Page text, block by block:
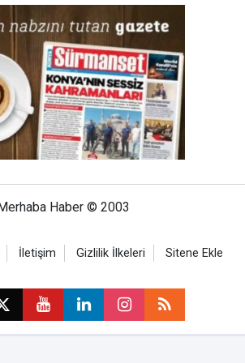
Haber © 2003
İletişim Gizlilik İlkeleri Sitene Ekle